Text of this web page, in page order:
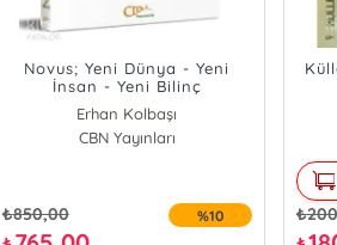
Novus; Yeni Dünya - Yeni
İnsan - Yeni Bilinç
Erhan Kolbaşı
CBN Yayınları
₺850,00 %10 ₺